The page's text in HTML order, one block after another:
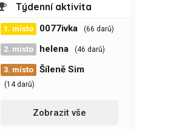
Týdenní aktivita
1. místo 0077ivka (66 darů)
2. místo helena (46 darů)
3. místo Šíleně Sim
(14 darů)
Zobrazit vše